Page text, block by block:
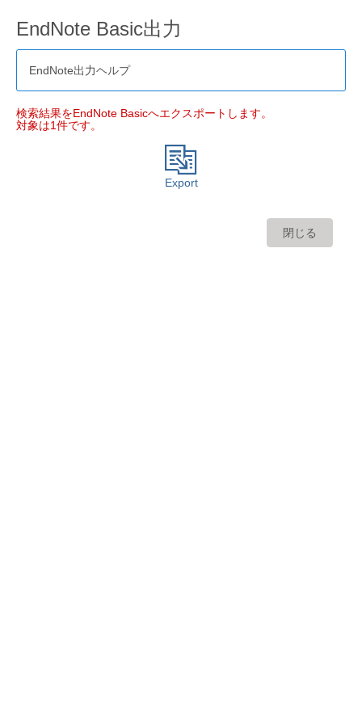
EndNote Basic出力
EndNote出力ヘルプ
検索結果をEndNote Basicへエクスポートします。
対象は1件です。
Export